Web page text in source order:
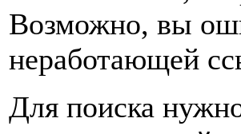
Возможно, вы
неработающей
Для поиска